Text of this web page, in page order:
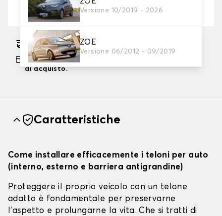
Versione 10/2019 - 2026
ZOE
Versione 06/2012 - 09/2019
Scegli il telo protettivo adatto alle tue esigenze
Consegna gratuita stimata su 17/08/2026
Pagamento in 3x gratuito, a partire da 60 euro
di acquisto.
Caratteristiche
Come installare efficacemente i teloni per auto
(interno, esterno e barriera antigrandine)
Proteggere il proprio veicolo con un telone
adatto è fondamentale per preservarne
l'aspetto e prolungarne la vita. Che si tratti di